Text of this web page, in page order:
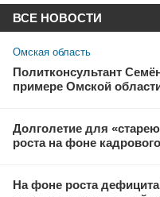
ВСЕ НОВОСТИ
Омская область
Политконсультант
примере Омской
Долголетие для
роста на фоне
На фоне роста